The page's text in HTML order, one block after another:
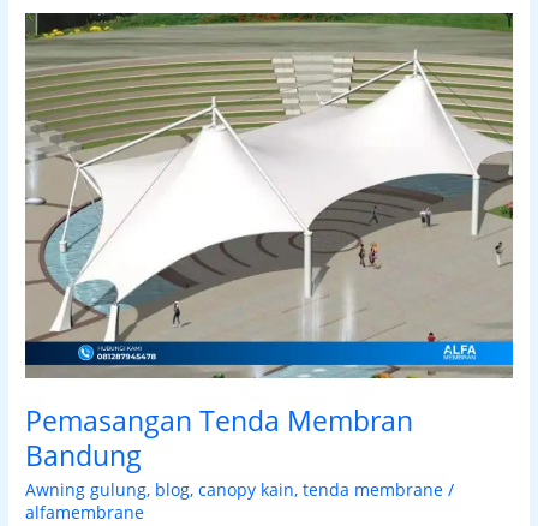
Pemasangan Tenda Membran
Bandung
Awning gulung, blog,canopy kain,tenda membrane /
alfamembrane
Pemasangan
Tenda
Membran
Bandung